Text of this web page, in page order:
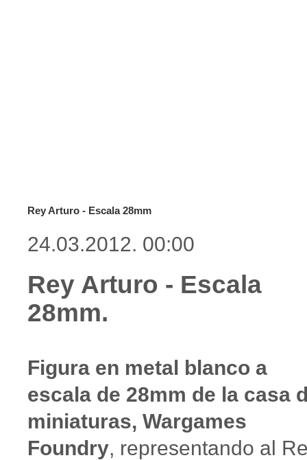
Rey Arturo - Escala 28mm
24.03.2012. 00:00
Rey Arturo - Escala
28mm.
Figura en metal blanco a
escala de 28mm de la casa
miniaturas, Wargames
Foundry, representando al